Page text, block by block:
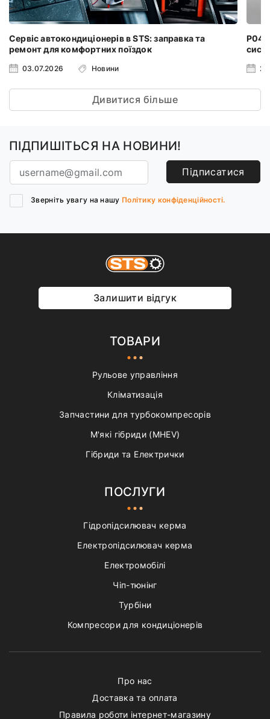
Сервіс автокондиціонерів в STS: заправка та
ремонт для комфортних поїздок
03.07.2026 Новини
Дивитися більше
ПІДПИШІТЬСЯ НА НОВИНИ!
Підписатися
Зверніть увагу на нашу Політику конфіденційності.
Залишити відгук
ТОВАРИ
Рульове управління
Кліматизація
Запчастини для турбокомпресорів
М'які гібриди (MHEV)
Гібриди та Електрички
ПОСЛУГИ
Гідропідсилювач керма
Електропідсилювач керма
Електромобілі
Чіп-тюнінг
Турбіни
Компресори для кондиціонерів
Про нас
Доставка та оплата
Правила роботи інтернет-магазину